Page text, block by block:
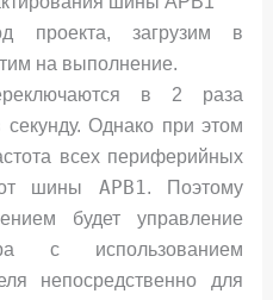
проекта, загрузим в
на выполнение.
в 2 раза
Однако при этом
всех периферийных
от шины APB1. Поэтому
будет управление
с использованием
непосредственно для